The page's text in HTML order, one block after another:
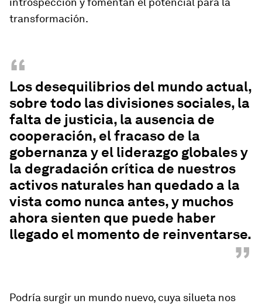
transformación.
“
Los desequilibrios del mundo actual,
sobre todo las divisiones sociales, la
falta de justicia, la ausencia de
cooperación, el fracaso de la
gobernanza y el liderazgo globales y
la degradación crítica de nuestros
activos naturales han quedado a la
vista como nunca antes, y muchos
ahora sienten que puede haber
llegado el momento de reinventarse.
”
Podría surgir un mundo nuevo, cuya silueta nos